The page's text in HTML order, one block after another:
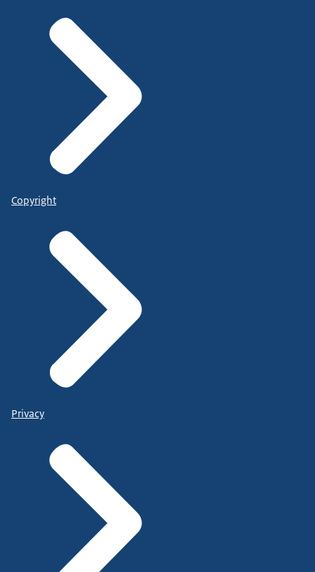
Copyright
Privacy